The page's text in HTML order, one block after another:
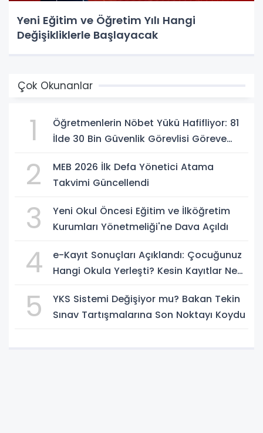
Yeni Eğitim ve Öğretim Yılı Hangi
Değişikliklerle Başlayacak
Çok Okunanlar
1
Öğretmenlerin Nöbet Yükü Hafifliyor: 81
İlde 30 Bin Güvenlik Görevlisi Göreve
2
MEB 2026 İlk Defa Yönetici Atama
Takvimi Güncellendi
3
Yeni Okul Öncesi Eğitim ve İlköğretim
Kurumları Yönetmeliği'ne Dava Açıldı
4
e-Kayıt Sonuçları Açıklandı: Çocuğunuz
Hangi Okula Yerleşti? Kesin Kayıtlar Ne
5
YKS Sistemi Değişiyor mu? Bakan Tekin
Sınav Tartışmalarına Son Noktayı Koydu